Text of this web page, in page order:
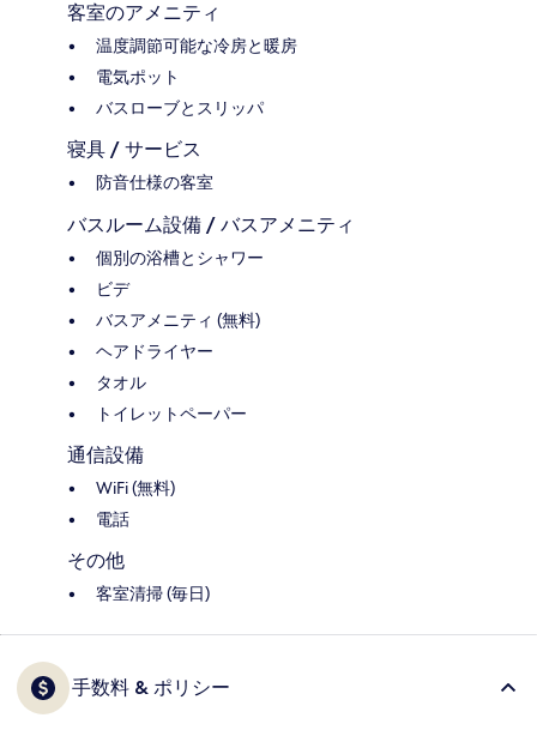
客室のアメニティ
温度調節可能な冷房と暖房
電気ポット
バスローブとスリッパ
寝具 / サービス
防音仕様の客室
バスルーム設備 / バスアメニティ
個別の浴槽とシャワー
ビデ
バスアメニティ (無料)
ヘアドライヤー
タオル
トイレットペーパー
通信設備
WiFi (無料)
電話
その他
客室清掃 (毎日)
手数料 & ポリシー